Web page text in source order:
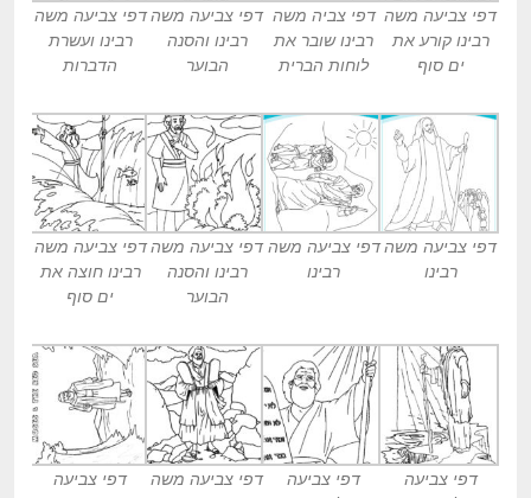
דפי צביעה משה
רבינו קורע את
ים סוף
דפי צביה משה
רבינו שובר את
לוחות הברית
דפי צביעה משה
רבינו והסנה
הבוער
דפי צביעה משה
רבינו ועשרת
הדברות
דפי צביעה משה
רבינו
דפי צביעה משה
רבינו
דפי צביעה משה
רבינו והסנה
הבוער
דפי צביעה משה
רבינו חוצה את
ים סוף
דפי צביעה
דפי צביעה
דפי צביעה משה
דפי צביעה